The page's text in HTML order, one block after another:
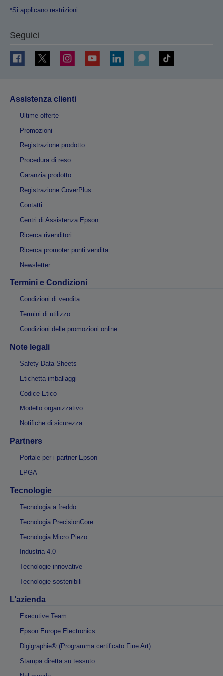
*Si applicano restrizioni
Seguici
Assistenza clienti
Ultime offerte
Promozioni
Registrazione prodotto
Procedura di reso
Garanzia prodotto
Registrazione CoverPlus
Contatti
Centri di Assistenza Epson
Ricerca rivenditori
Ricerca promoter punti vendita
Newsletter
Termini e Condizioni
Condizioni di vendita
Termini di utilizzo
Condizioni delle promozioni online
Note legali
Safety Data Sheets
Etichetta imballaggi
Codice Etico
Modello organizzativo
Notifiche di sicurezza
Partners
Portale per i partner Epson
LPGA
Tecnologie
Tecnologia a freddo
Tecnologia PrecisionCore
Tecnologia Micro Piezo
Industria 4.0
Tecnologie innovative
Tecnologie sostenibili
L’azienda
Executive Team
Epson Europe Electronics
Digigraphie® (Programma certificato Fine Art)
Stampa diretta su tessuto